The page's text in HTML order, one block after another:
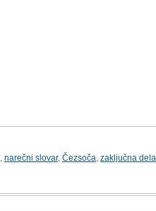
narečni slovar, Čezsoča zaključna dela